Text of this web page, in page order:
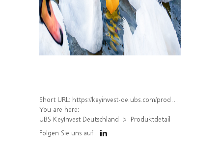
Short URL: https://keyinvest-de.ubs.com/produkt/detail/index/isin/DE000WA3MH60
You are here:
UBS KeyInvest Deutschland
Produktdetail
Folgen Sie uns auf